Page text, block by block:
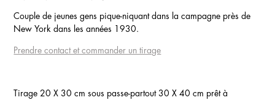
Couple de jeunes gens pique-niquant dans la campagne près de
New York dans les années 1930.
Prendre contact et commander un tirage
Tirage 20 X 30 cm sous passe-partout 30 X 40 cm prêt à